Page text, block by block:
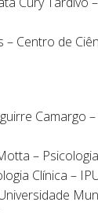
Centro de
Camargo –
–
Clínica –